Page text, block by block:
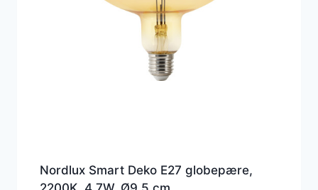
Nordlux Smart Deko E27 globepære,